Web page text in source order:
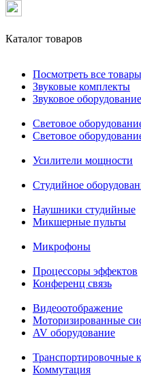
Каталог товаров
Посмотреть все товары
Звуковые комплекты
Звуковое оборудование
Световое
Cветовое
Усилители мощности
Студийное
Наушники студийные
Микшерные пульты
Микрофоны
Процессоры эффектов
Конференц связь
Видеоотображение
Моторизированные
AV оборудование
Транспортировочные
Коммутация